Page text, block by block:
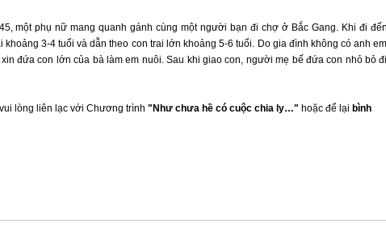
một phụ nữ mang quanh gánh cùng một người bạn đi chợ ở Bắc Gang. Khi đi đến
khoảng 3-4 tuổi và dẫn theo con trai lớn khoảng 5-6 tuổi. Do gia đình không có anh em
đứa con lớn của bà làm em nuôi. Sau khi giao con, người mẹ bế đứa con nhỏ bỏ đi
lòng liên lạc với Chương trình "Như chưa hề có cuộc chia ly…" hoặc để lại bình